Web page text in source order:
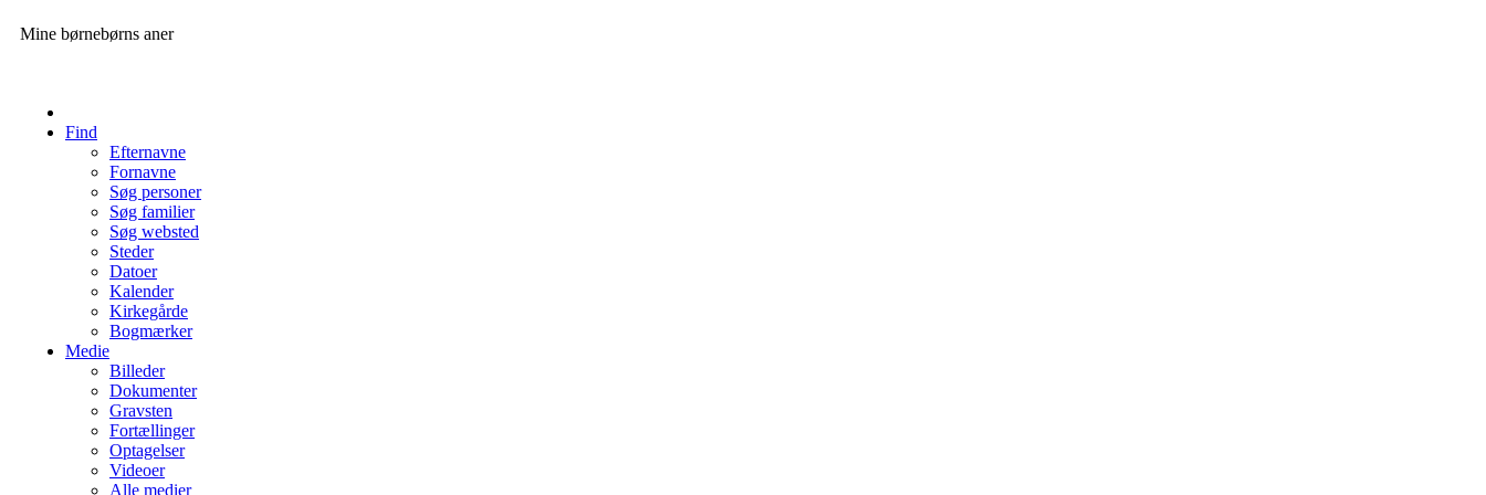
Mine børnebørns aner
Find
Efternavne
Fornavne
Søg personer
Søg familier
Søg websted
Steder
Datoer
Kalender
Kirkegårde
Bogmærker
Medie
Billeder
Dokumenter
Gravsten
Fortællinger
Optagelser
Videoer
Alle medier